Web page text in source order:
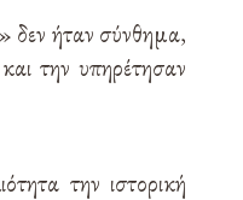
δεν ήταν σύνθημα,
την υπηρέτησαν
την ιστορική